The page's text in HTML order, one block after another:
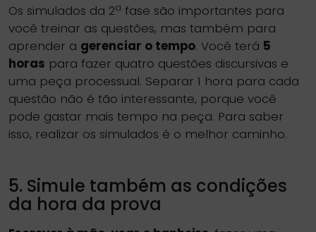
Os simulados da 2a fase são importantes para
você treinar as questões, mas também para
aprender a gerenciar o tempo. Você terá 5
horas para fazer quatro questões discursivas e
uma peça processual. Separar 1 hora para cada
questão não é tão interessante, porque você
pode gastar mais tempo na peça. Para saber
isso, realizar os simulados é o melhor caminho.
5. Simule também as condições
da hora da prova